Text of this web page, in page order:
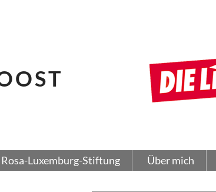
Rosa-Luxemburg-Stiftung Über mich